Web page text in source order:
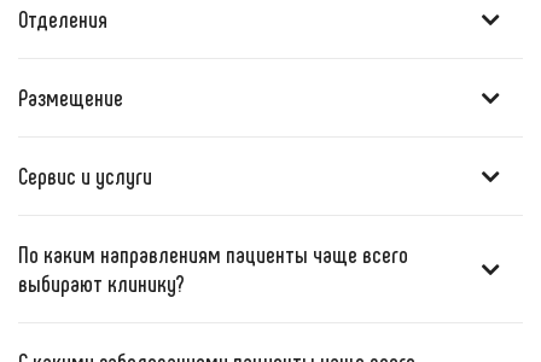
Отделения
Размещение
Сервис и услуги
По каким направлениям пациенты чаще всего
выбирают клинику?